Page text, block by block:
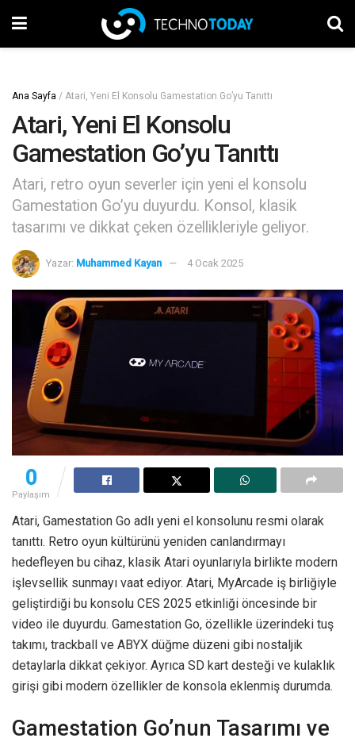
Ana Sayfa / Atari, Yeni El Konsolu Gamestation Go’yu Tanıttı
Atari, Yeni El Konsolu
Gamestation Go’yu Tanıttı
Atari, retro oyun severler için yeni el konsolu
Gamestation Go’yu duyurdu. Konsol, klasik
tasarımı ve dikkat çeken özellikleriyle geliyor.
Yazar: Muhammed Kayan 4 Ocak 2025
0
Paylaşım
Atari, Gamestation Go adlı yeni el konsolunu resmi olarak
tanıttı. Retro oyun kültürünü yeniden canlandırmayı
hedefleyen bu cihaz, klasik Atari oyunlarıyla birlikte modern
işlevsellik sunmayı vaat ediyor. Atari, MyArcade iş birliğiyle
geliştirdiği bu konsolu CES 2025 etkinliği öncesinde bir
video ile duyurdu. Gamestation Go, özellikle üzerindeki tuş
takımı, trackball ve ABYX düğme düzeni gibi nostaljik
detaylarla dikkat çekiyor. Ayrıca SD kart desteği ve kulaklık
girişi gibi modern özellikler de konsola eklenmiş durumda.
Gamestation Go’nun Tasarımı ve